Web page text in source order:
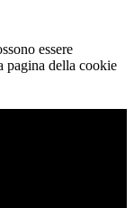
essere
pagina della cookie